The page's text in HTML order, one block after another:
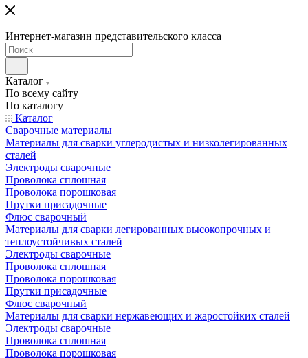
Интернет-магазин представительского класса
Каталог
По всему сайту
По каталогу
Каталог
Сварочные материалы
Материалы для сварки углеродистых и низколегированных
сталей
Электроды сварочные
Проволока сплошная
Проволока порошковая
Прутки присадочные
Флюс сварочный
Материалы для сварки легированных высокопрочных и
теплоустойчивых сталей
Электроды сварочные
Проволока сплошная
Проволока порошковая
Прутки присадочные
Флюс сварочный
Материалы для сварки нержавеющих и жаростойких сталей
Электроды сварочные
Проволока сплошная
Проволока порошковая